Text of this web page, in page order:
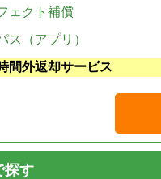
ェクト補償
ス（アプリ）
間外返却サービス
探す